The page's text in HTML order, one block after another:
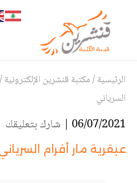
الرئيسية/مكتبة قنشرين الإلكترونية/
السرياني
06/07/2021 | شارك بتعليقك
عبقرية مار أفرام